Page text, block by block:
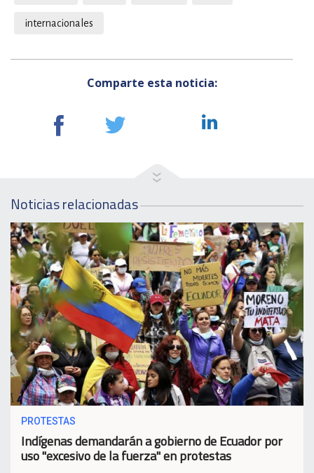
internacionales
Comparte esta noticia:
Noticias relacionadas
PROTESTAS
Indígenas demandarán a gobierno de Ecuador por
uso "excesivo de la fuerza" en protestas